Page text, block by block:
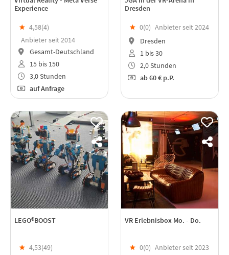
Experience
★ 4,58(4)
Anbieter seit 2014
Gesamt-Deutschland
15 bis 150
3,0 Stunden
auf Anfrage
Dresden
★ 0(0) Anbieter seit 2024
Dresden
1 bis 30
2,0 Stunden
ab60 € p.P.
LEGO®BOOST
★ 4,53(49)
VR Erlebnisbox Mo. - Do.
★ 0(0) Anbieter seit 2023